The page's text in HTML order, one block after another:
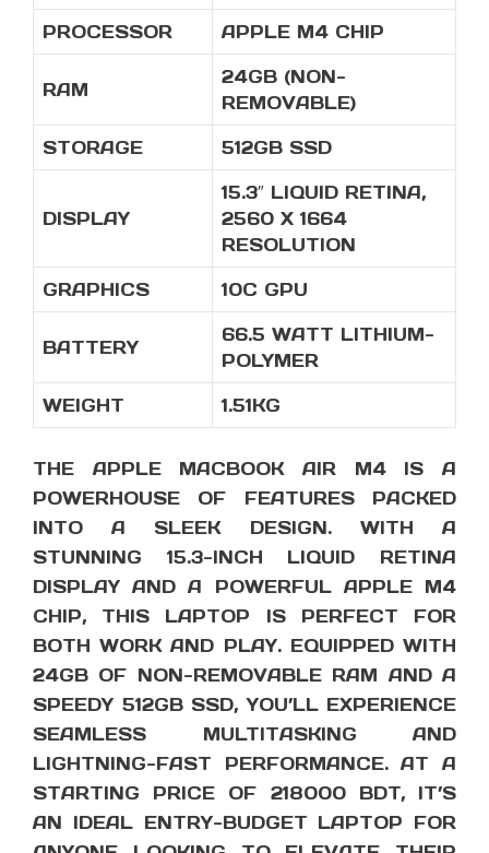
PROCESSOR APPLE M4 CHIP
RAM
24GB (NON-
REMOVABLE)
STORAGE 512GB SSD
DISPLAY
15.3″ LIQUID RETINA,
2560 X 1664
RESOLUTION
GRAPHICS 10C GPU
BATTERY
66.5 WATT LITHIUM-
POLYMER
WEIGHT 1.51KG
THE APPLE MACBOOK AIR M4 IS A
POWERHOUSE OF FEATURES PACKED
INTO A SLEEK DESIGN. WITH A
STUNNING 15.3-INCH LIQUID RETINA
DISPLAY AND A POWERFUL APPLE M4
CHIP, THIS LAPTOP IS PERFECT FOR
BOTH WORK AND PLAY. EQUIPPED WITH
24GB OF NON-REMOVABLE RAM AND A
SPEEDY 512GB SSD, YOU’LL EXPERIENCE
SEAMLESS MULTITASKING AND
LIGHTNING-FAST PERFORMANCE. AT A
STARTING PRICE OF 218000 BDT, IT’S
AN IDEAL ENTRY-BUDGET LAPTOP FOR